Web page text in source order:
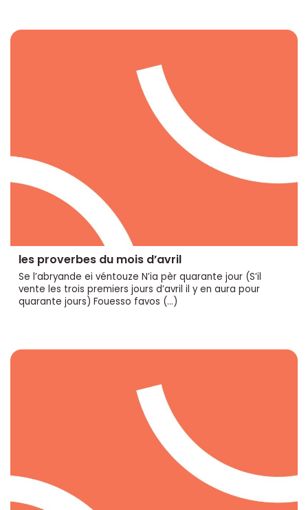
les proverbes du mois d’avril
Se l’abryande ei véntouze N’ia pèr quarante jour (S’il
vente les trois premiers jours d’avril il y en aura pour
quarante jours) Fouesso favos (…)